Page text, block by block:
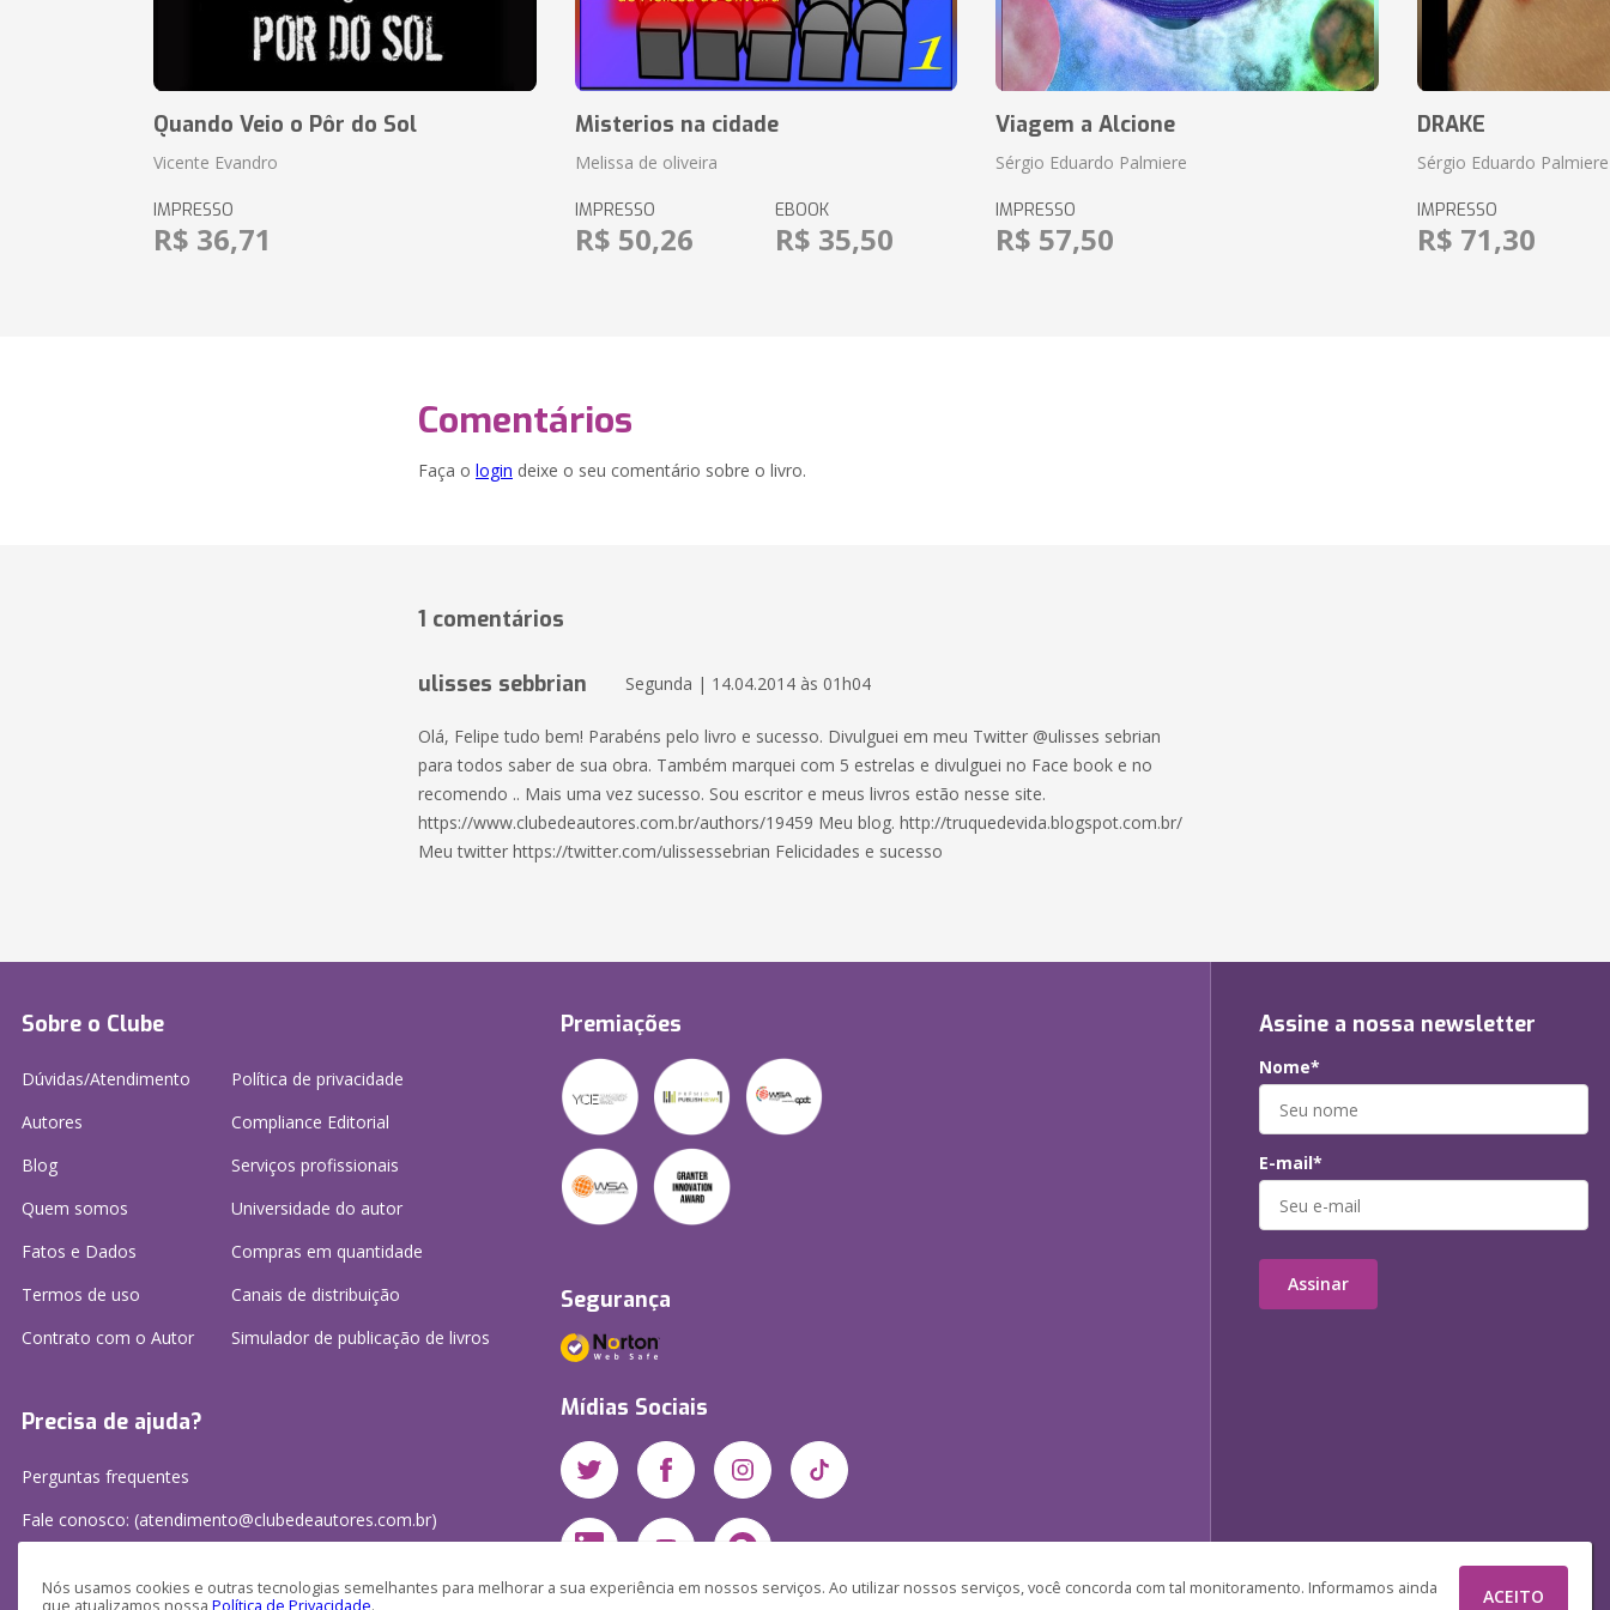
Nós usamos cookies e outras tecnologias semelhantes para melhorar a sua experiência em nossos serviços. Ao utilizar nossos serviços, você concorda com tal monitoramento. Informamos ainda
que atualizamos nossa Política de Privacidade. ACEITO
Quando Veio o Pôr do Sol
Vicente Evandro
IMPRESSO
R$ 36,71
Misterios na cidade
Melissa de oliveira
IMPRESSO
R$ 50,26
EBOOK
R$ 35,50
Viagem a Alcione
Sérgio Eduardo Palmiere
IMPRESSO
R$ 57,50
DRAKE
Sérgio Eduardo Palmiere
IMPRESSO
R$ 71,30
Comentários
Faça o login deixe o seu comentário sobre o livro.
1 comentários
ulisses sebbrian Segunda | 14.04.2014 às 01h04
Olá, Felipe tudo bem! Parabéns pelo livro e sucesso. Divulguei em meu Twitter @ulisses sebrian
para todos saber de sua obra. Também marquei com 5 estrelas e divulguei no Face book e no
recomendo .. Mais uma vez sucesso. Sou escritor e meus livros estão nesse site.
https://www.clubedeautores.com.br/authors/19459 Meu blog. http://truquedevida.blogspot.com.br/
Meu twitter https://twitter.com/ulissessebrian Felicidades e sucesso
Sobre o Clube
Dúvidas/Atendimento
Autores
Blog
Quem somos
Fatos e Dados
Termos de uso
Contrato com o Autor
Política de privacidade
Compliance Editorial
Serviços profissionais
Universidade do autor
Compras em quantidade
Canais de distribuição
Simulador de publicação de livros
Precisa de ajuda?
Perguntas frequentes
Fale conosco: (atendimento@clubedeautores.com.br)
Premiações
Segurança
Mídias Sociais
Assine a nossa newsletter
Nome*
E-mail*
Assinar